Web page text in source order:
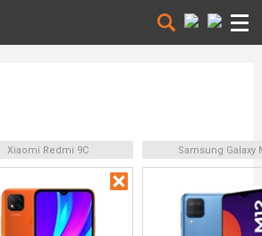
Xiaomi Redmi 9C Samsung Galaxy